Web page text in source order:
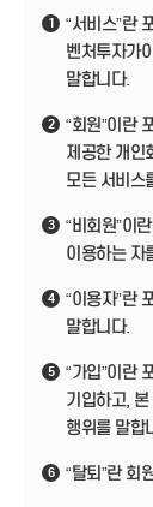
1
“서비스”란
벤처투자가
말합니다.
2
“회원”이란
제공한 개인
모든 서비스
3
“비회원”이
이용하는 자
4
“이용자”란
말합니다.
5
“가입”이란
기입하고,
행위를 말합
6 “탈퇴”란 회